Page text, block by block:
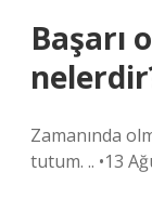
Başarı
Zamanında
tutum. .. •13